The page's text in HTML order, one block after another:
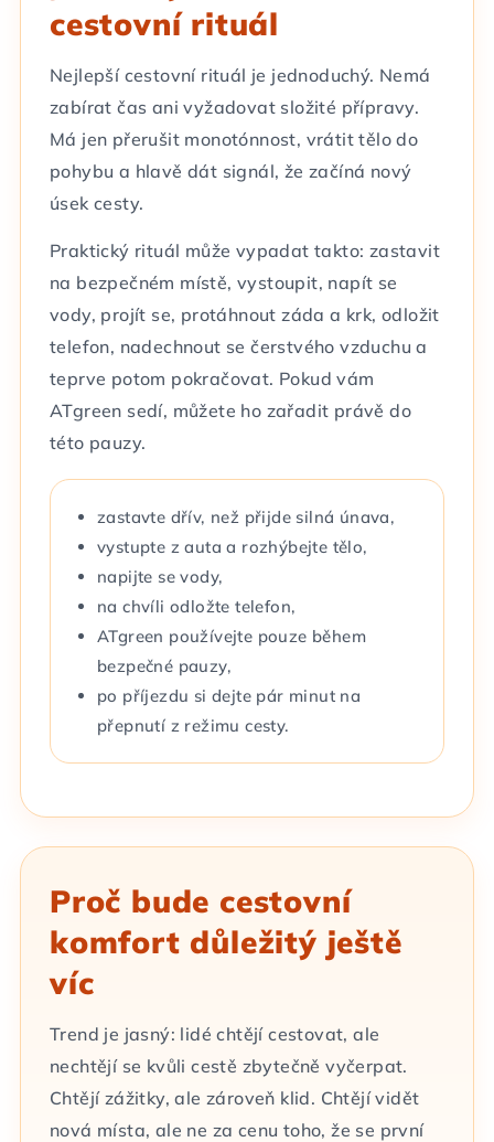
cestovní rituál
Nejlepší cestovní rituál je jednoduchý. Nemá
zabírat čas ani vyžadovat složité přípravy.
Má jen přerušit monotónnost, vrátit tělo do
pohybu a hlavě dát signál, že začíná nový
úsek cesty.
Praktický rituál může vypadat takto: zastavit
na bezpečném místě, vystoupit, napít se
vody, projít se, protáhnout záda a krk, odložit
telefon, nadechnout se čerstvého vzduchu a
teprve potom pokračovat. Pokud vám
ATgreen sedí, můžete ho zařadit právě do
této pauzy.
zastavte dřív, než přijde silná únava,
vystupte z auta a rozhýbejte tělo,
napijte se vody,
na chvíli odložte telefon,
ATgreen používejte pouze během
bezpečné pauzy,
po příjezdu si dejte pár minut na
přepnutí z režimu cesty.
Proč bude cestovní
komfort důležitý ještě
víc
Trend je jasný: lidé chtějí cestovat, ale
nechtějí se kvůli cestě zbytečně vyčerpat.
Chtějí zážitky, ale zároveň klid. Chtějí vidět
nová místa, ale ne za cenu toho, že se první